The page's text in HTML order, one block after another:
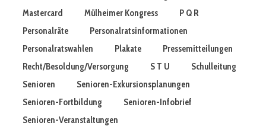
Mastercard
Mülheimer Kongress
P Q R
Personalräte
Personalratsinformationen
Personalratswahlen
Plakate
Pressemitteilungen
Recht/Besoldung/Versorgung
S T U
Schulleitung
Senioren
Senioren-Exkursionsplanungen
Senioren-Fortbildung
Senioren-Infobrief
Senioren-Veranstaltungen